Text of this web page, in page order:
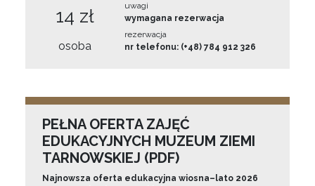
14 zł
osoba
uwagi
wymagana rezerwacja
rezerwacja
nr telefonu: (+48) 784 912 326
PEŁNA OFERTA ZAJĘĆ
EDUKACYJNYCH MUZEUM ZIEMI
TARNOWSKIEJ (PDF)
Najnowsza oferta edukacyjna wiosna–lato 2026